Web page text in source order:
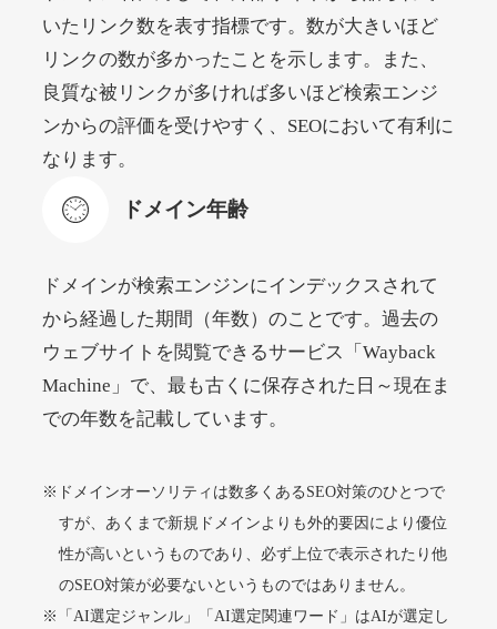
beamie.jp
ジャンルエンターテイメント
DA 52 外部リンク数
4,200円
詳細を見る
themusicnotebook.com
DA52 392
alprostadil-br.info
ジャンルその他
いたリンク数を表す指標です。数が大きいほど
リンクの数が多かったことを示します。また、
良質な被リンクが多ければ多いほど検索エンジ
ンからの評価を受けやすく、SEOにおいて有利に
なります。
ドメイン年齢
ドメインが検索エンジンにインデックスされて
から経過した期間（年数）のことです。過去の
ウェブサイトを閲覧できるサービス「Wayback
Machine」で、最も古くに保存された日～現在ま
での年数を記載しています。
※ドメインオーソリティは数多くあるSEO対策のひとつで
すが、あくまで新規ドメインよりも外的要因により優位
性が高いというものであり、必ず上位で表示されたり他
のSEO対策が必要ないというものではありません。
※「AI選定ジャンル」「AI選定関連ワード」はAIが選定し